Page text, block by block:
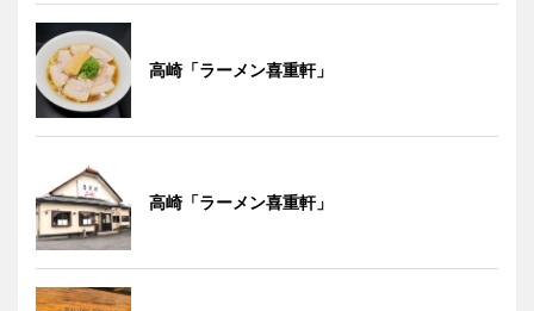
高崎「ラーメン喜重軒」
高崎「ラーメン喜重軒」